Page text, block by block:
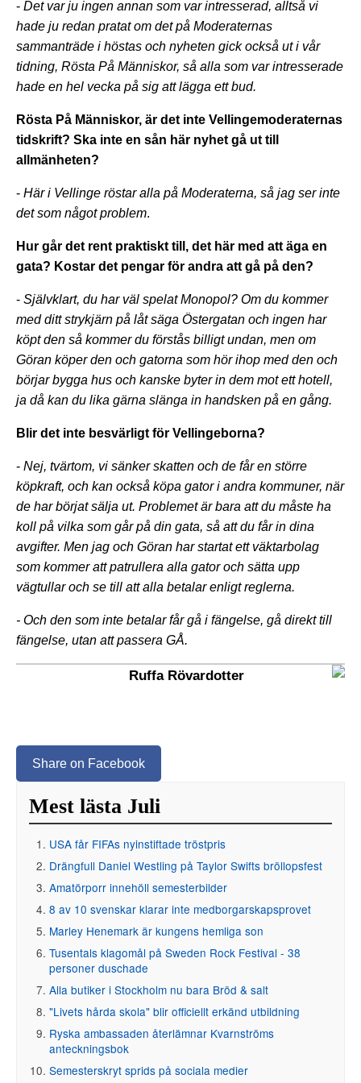
- Det var ju ingen annan som var intresserad, alltså vi
hade ju redan pratat om det på Moderaternas
sammanträde i höstas och nyheten gick också ut i vår
tidning, Rösta På Människor, så alla som var intresserade
hade en hel vecka på sig att lägga ett bud.
Rösta På Människor, är det inte Vellingemoderaternas
tidskrift? Ska inte en sån här nyhet gå ut till
allmänheten?
- Här i Vellinge röstar alla på Moderaterna, så jag ser inte
det som något problem.
Hur går det rent praktiskt till, det här med att äga en
gata? Kostar det pengar för andra att gå på den?
- Självklart, du har väl spelat Monopol? Om du kommer
med ditt strykjärn på låt säga Östergatan och ingen har
köpt den så kommer du förstås billigt undan, men om
Göran köper den och gatorna som hör ihop med den och
börjar bygga hus och kanske byter in dem mot ett hotell,
ja då kan du lika gärna slänga in handsken på en gång.
Blir det inte besvärligt för Vellingeborna?
- Nej, tvärtom, vi sänker skatten och de får en större
köpkraft, och kan också köpa gator i andra kommuner, när
de har börjat sälja ut. Problemet är bara att du måste ha
koll på vilka som går på din gata, så att du får in dina
avgifter. Men jag och Göran har startat ett väktarbolag
som kommer att patrullera alla gator och sätta upp
vägtullar och se till att alla betalar enligt reglerna.
- Och den som inte betalar får gå i fängelse, gå direkt till
fängelse, utan att passera GÅ.
Ruffa Rövardotter
Share on Facebook
Mest lästa Juli
USA får FIFAs nyinstiftade tröstpris
Drängfull Daniel Westling på Taylor Swifts bröllopsfest
Amatörporr innehöll semesterbilder
8 av 10 svenskar klarar inte medborgarskapsprovet
Marley Henemark är kungens hemliga son
Tusentals klagomål på Sweden Rock Festival - 38
personer duschade
Alla butiker i Stockholm nu bara Bröd & salt
"Livets hårda skola" blir officiellt erkänd utbildning
Ryska ambassaden återlämnar Kvarnströms
anteckningsbok
Semesterskryt sprids på sociala medier